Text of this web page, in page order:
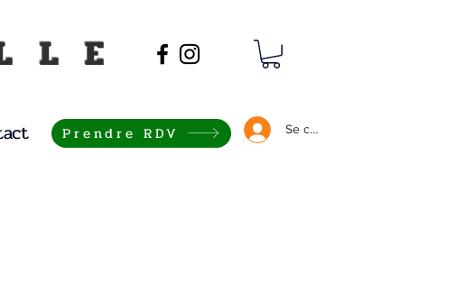
L E
Prendre RDV Se connecter